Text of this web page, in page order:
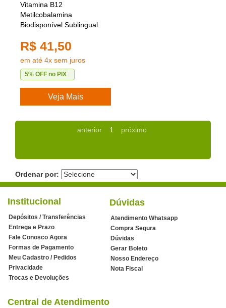
Vitamina B12
Metilcobalamina
Biodisponível Sublingual
R$ 41,50
em até 4x sem juros
5% OFF no PIX
Veja Mais
anterior 1 próximo
Ordenar por:
Institucional
Depósitos / Transferências
Entrega e Prazo
Fale Conosco Agora
Formas de Pagamento
Meu Cadastro / Pedidos
Privacidade
Trocas e Devoluções
Dúvidas
Atendimento Whatsapp
Compra Segura
Dúvidas
Gerar Boleto
Nosso Endereço
Nota Fiscal
Central de Atendimento